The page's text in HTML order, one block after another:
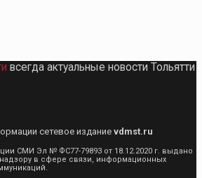
всегда актуальные новости Тольятти
сетевое издание vdmst.ru
СМИ Эл № ФС77-79893 от 18.12.2020 г. выдано
в сфере связи, информационных